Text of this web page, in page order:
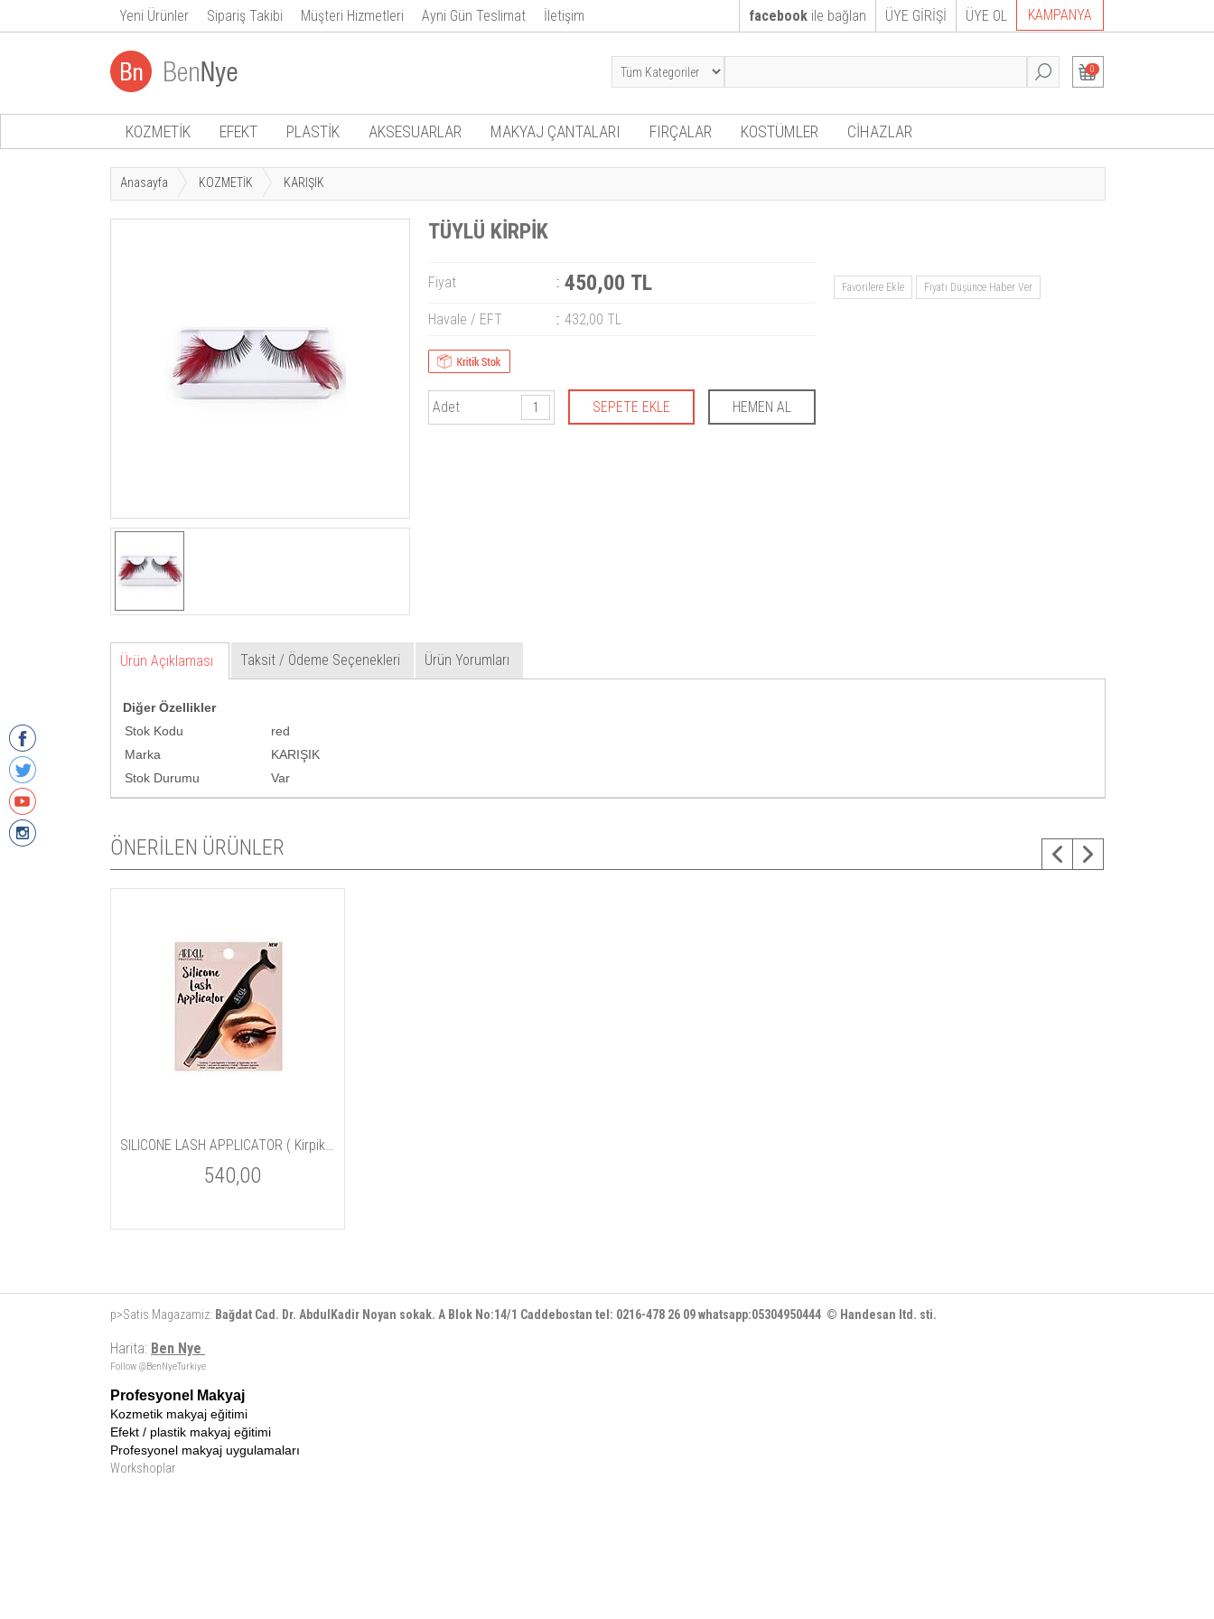
Yeni Ürünler Sipariş Takibi Müşteri Hizmetleri Ayni Gün Teslimat İletişim KAMPANYA
facebook ile bağlan ÜYE GİRİŞİ ÜYE OL
0
KOZMETİK EFEKT PLASTİK AKSESUARLAR MAKYAJ ÇANTALARI FIRÇALAR KOSTÜMLER CİHAZLAR
Anasayfa KOZMETİK KARIŞIK
TÜYLÜ KİRPİK
Fiyat : 450,00 TL
Havale / EFT : 432,00 TL
Adet
Favorilere Ekle Fiyatı Düşünce Haber Ver
Ürün Açıklaması Taksit / Ödeme Seçenekleri Ürün Yorumları
Diğer Özellikler
Stok Kodu
red
Marka
KARIŞIK
Stok Durumu
Var
ÖNERİLEN ÜRÜNLER
SILICONE LASH APPLICATOR ( Kirpik tutucu aparatı )
540,00
p>Satis Magazamiz: Bağdat Cad. Dr. AbdulKadir Noyan sokak. A Blok No:14/1 Caddebostan tel: 0216-478 26 09 whatsapp:05304950444 © Handesan ltd. sti.
Harita: Ben Nye
Follow @BenNyeTurkiye
Profesyonel Makyaj
Kozmetik makyaj eğitimi
Efekt / plastik makyaj eğitimi
Profesyonel makyaj uygulamaları
Workshoplar